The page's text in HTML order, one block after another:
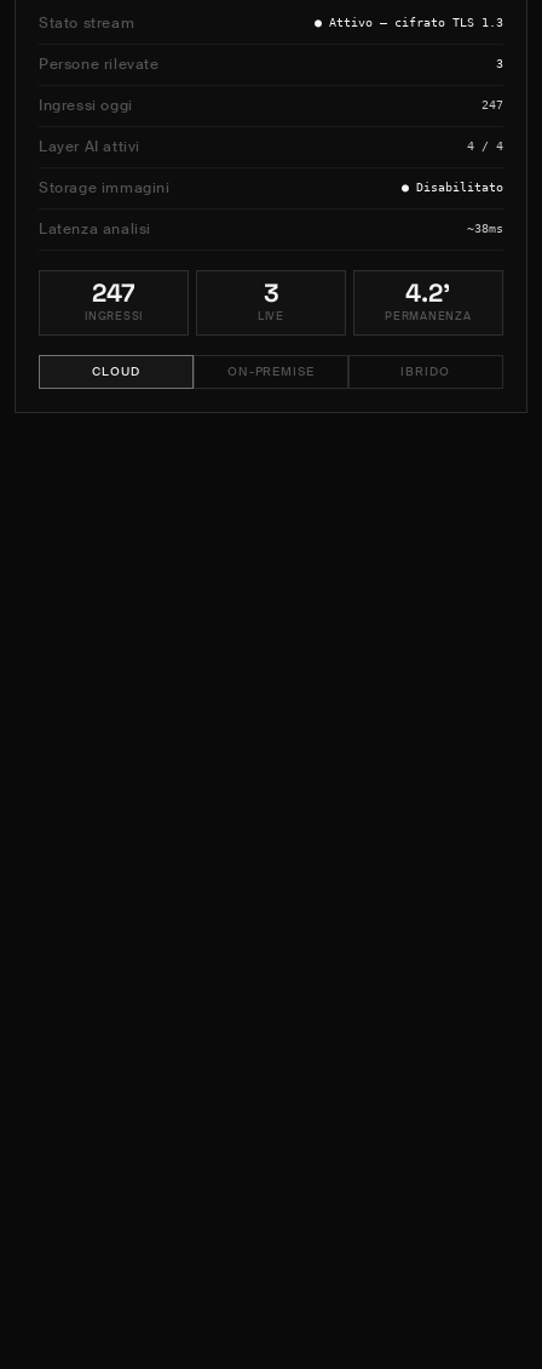
Stato stream ● Attivo — cifrato TLS 1.3
Persone rilevate 3
Ingressi oggi 247
Layer AI attivi 4 / 4
Storage immagini ● Disabilitato
Latenza analisi ~38ms
247
INGRESSI
3
LIVE
4.2'
PERMANENZA
CLOUD ON-PREMISE IBRIDO